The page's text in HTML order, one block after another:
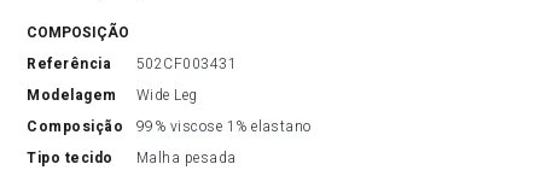
COMPOSIÇÃO
referência
502CF003431
modelagem
Wide Leg
composição
99% viscose 1% elastano
tipo tecido
Malha pesada